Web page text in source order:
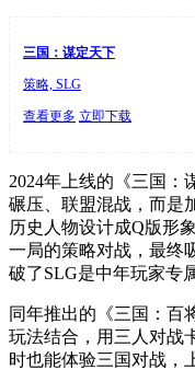
三国：谋定天下
策略, SLG
查看更多 立即下载
2024年上线的《三国：
碾压
联盟混战，而是
历史人物设计成Q版形
一局的策略对战，最终
破了SLG是中年玩家专
同年推出的《三国：百
玩法结合，用 三 人对战
时也能体验三国对战，